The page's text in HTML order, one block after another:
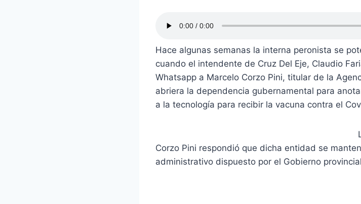
Hace algunas semanas la interna peronista se
cuando el intendente de Cruz Del Eje, Claudio
Whatsapp a Marcelo Corzo Pini, titular de la
abriera la dependencia gubernamental para
a la tecnología para recibir la vacuna contra el
Corzo Pini respondió que dicha entidad se
administrativo dispuesto por el Gobierno